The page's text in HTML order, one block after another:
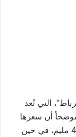
التي تُعد
أن سعرها
المحدد قانونياً ارتفع من 4680 إلى 4780 مليم، في حين